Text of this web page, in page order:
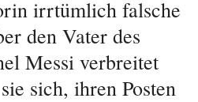
irrtümlich falsche
den Vater des
Messi verbreitet
sich, ihren Posten